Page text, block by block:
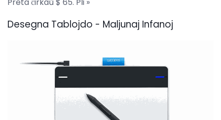
Preta ĉirkaŭ $ 65. Pli »
Desegna Tablojdo - Maljunaj Infanoj